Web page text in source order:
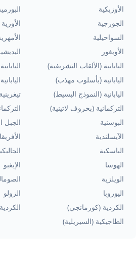
الأوزبكية
الجورجية
الأورية
السواحيلية
الأويغور
اليابانية (الألقاب التشريفية)
اليابانية (بأسلوب مهذب)
اليابانية (النموذج البسيط)
تيغرينية
التركمانية (بحروف لاتينية)
البوسنية
الجبل
الآيسلندية
الباسكية
الهوسا
الإيغبو
الويلزية
اليوروبا
الزولو
الكردية (كورمانجي)
الطاجيكية (السيريلية)